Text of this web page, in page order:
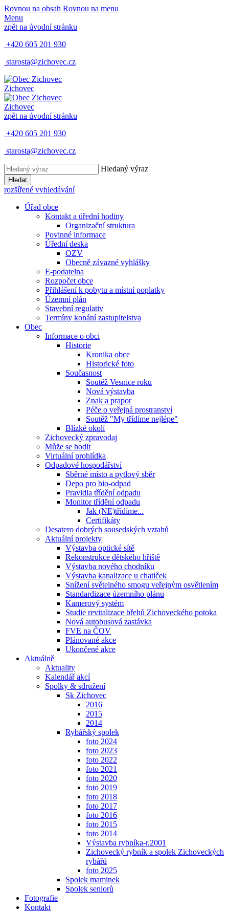
Rovnou na obsah Rovnou na menu
Menu
zpět na úvodní stránku
+420 605 201 930
starosta@zichovec.cz
Zichovec
Zichovec
zpět na úvodní stránku
+420 605 201 930
starosta@zichovec.cz
Hledaný výraz
Hledat
rozšířené vyhledávání
Úřad obce
Kontakt a úřední hodiny
Organizační struktura
Povinné informace
Úřední deska
OZV
Obecně závazné vyhlášky
E-podatelna
Rozpočet obce
Přihlášení k pobytu a místní poplatky
Územní plán
Stavební regulativ
Termíny konání zastupitelstva
Obec
Informace o obci
Historie
Kronika obce
Historické foto
Současnost
Soutěž Vesnice roku
Nová výstavba
Znak a prapor
Péče o veřejná prostranství
Soutěž "My třídíme nejlépe"
Blízké okolí
Zichovecký zpravodaj
Může se hodit
Virtuální prohlídka
Odpadové hospodářství
Sběrné místo a pytlový sběr
Depo pro bio-odpad
Pravidla třídění odpadu
Monitor třídění odpadu
Jak (NE)třídíme...
Certifikáty
Desatero dobrých sousedských vztahů
Aktuální projekty
Výstavba optické sítě
Rekonstrukce dětského hřiště
Výstavba nového chodníku
Výstavba kanalizace u chatiček
Snížení světelného smogu veřejným osvětlením
Standardizace územního plánu
Kamerový systém
Studie revitalizace břehů Zichoveckého potoka
Nová autobusová zastávka
FVE na ČOV
Plánované akce
Ukončené akce
Aktuálně
Aktuality
Kalendář akcí
Spolky & sdružení
Sk Zichovec
2016
2015
2014
Rybářský spolek
foto 2024
foto 2023
foto 2022
foto 2021
foto 2020
foto 2019
foto 2018
foto 2017
foto 2016
foto 2015
foto 2014
Výstavba rybníka-r.2001
Zichovecký rybník a spolek Zichoveckých
rybářů
foto 2025
Spolek maminek
Spolek seniorů
Fotografie
Kontakt